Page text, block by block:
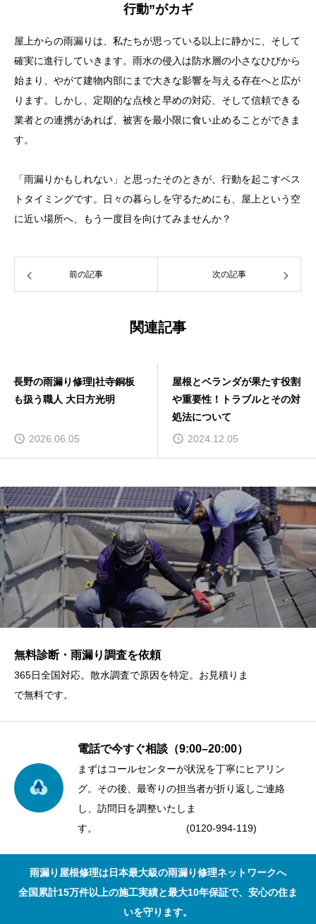
行動”がカギ
屋上からの雨漏りは、私たちが思っている以上に静かに、そして
確実に進行していきます。雨水の侵入は防水層の小さなひびから
始まり、やがて建物内部にまで大きな影響を与える存在へと広が
ります。しかし、定期的な点検と早めの対応、そして信頼できる
業者との連携があれば、被害を最小限に食い止めることができま
す。
「雨漏りかもしれない」と思ったそのときが、行動を起こすベス
トタイミングです。日々の暮らしを守るためにも、屋上という空
に近い場所へ、もう一度目を向けてみませんか？
前の記事 次の記事
関連記事
長野の雨漏り修理|社寺銅板
も扱う職人 大日方光明
2026.06.05
屋根とベランダが果たす役割
や重要性！トラブルとその対
処法について
2024.12.05
無料診断・雨漏り調査を依頼
365日全国対応。散水調査で原因を特定。お見積りま
で無料です。
電話で今すぐ相談（9:00–20:00）
まずはコールセンターが状況を丁寧にヒアリン
グ。その後、最寄りの担当者が折り返しご連絡
し、訪問日を調整いたしま
す。 (0120-994-119)
雨漏り屋根修理は日本最大級の雨漏り修理ネットワークへ
全国累計15万件以上の施工実績と最大10年保証で、安心の住ま
いを守ります。